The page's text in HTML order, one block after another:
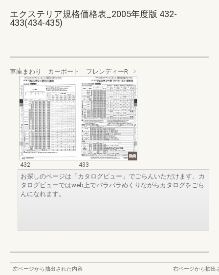
エクステリア規格価格表_2005年度版 432-
433(434-435)
車庫まわり カーポート フレンディーR
432
433
お探しのページは「カタログビュー」でごらんいただけます。カ
タログビューではweb上でパラパラめくりながらカタログをごら
んになれます。
左ページから抽出された内容
右ページから抽出